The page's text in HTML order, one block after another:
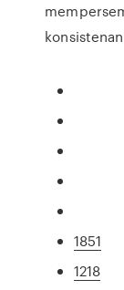
konsistenan
1851
1218